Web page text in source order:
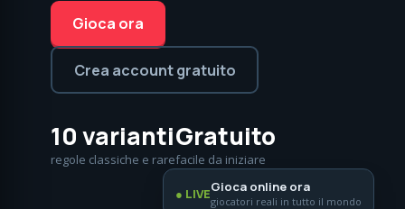
Gioca ora
Crea account gratuito
10 varianti
regole classiche e rare
Gratuito
facile da iniziare
● LIVEGioca online ora
giocatori reali in tutto il mondo